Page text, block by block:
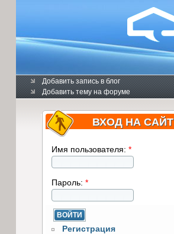
Добавить запись в блог
Добавить тему на форуме
ВХОД НА САЙТ
Имя пользователя: *
Пароль: *
Регистрация